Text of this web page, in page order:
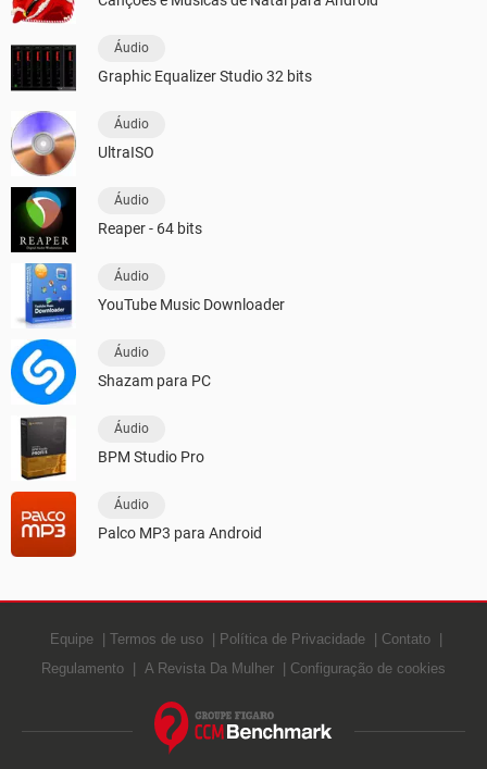
Áudio
Graphic Equalizer Studio 32 bits
Áudio
UltraISO
Áudio
Reaper - 64 bits
Áudio
YouTube Music Downloader
Áudio
Shazam para PC
Áudio
BPM Studio Pro
Áudio
Palco MP3 para Android
Equipe Termos de uso Política de Privacidade
Contato
Regulamento
A Revista Da Mulher Configuração de cookies